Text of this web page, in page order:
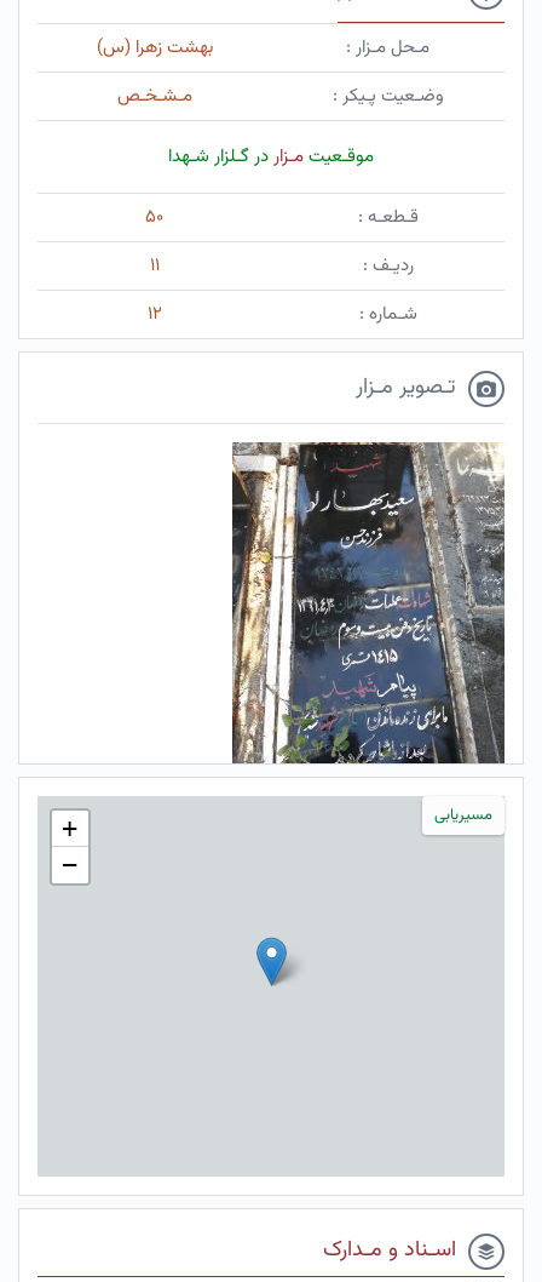
مـحل مـزار :
بهشت زهرا (س)
وضـعیت پـیکر :
مـشـخـص
موقـعیتمـزاردر گـلزار شـهدا
قـطعـه :
۵۰
ردیـف :
۱۱
شـماره :
۱۲
تـصویر مـزار
مسیریابی
+
−
اسـناد و مـدارک